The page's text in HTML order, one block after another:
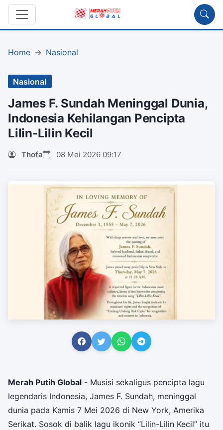
Home Nasional
Nasional
James F. Sundah Meninggal Dunia,
Indonesia Kehilangan Pencipta
Lilin-Lilin Kecil
Thofa 08 Mei 2026 09:17
Merah Putih Global - Musisi sekaligus pencipta lagu
legendaris Indonesia, James F. Sundah, meninggal
dunia pada Kamis 7 Mei 2026 di New York, Amerika
Serikat. Sosok di balik lagu ikonik “Lilin-Lilin Kecil” itu